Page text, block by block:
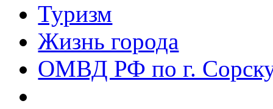
Туризм
Жизнь города
ОМВД РФ по г.